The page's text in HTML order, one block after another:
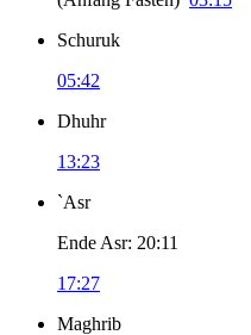
Schuruk
05:42
Dhuhr
13:23
`Asr
Ende Asr: 20:11
17:27
Maghrib